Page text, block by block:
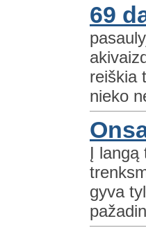
69
reiškia
nieko
Į langą
gyva